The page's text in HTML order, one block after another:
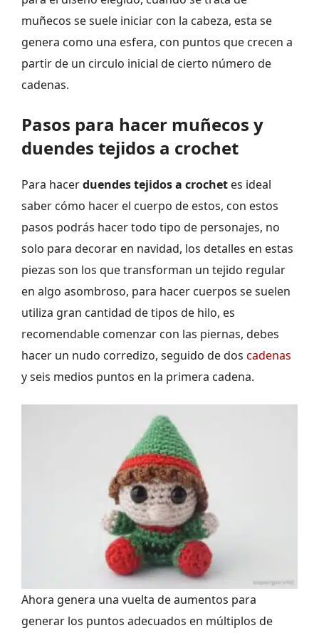
muñecos se suele iniciar con la cabeza, esta se
genera como una esfera, con puntos que crecen a
partir de un circulo inicial de cierto número de
cadenas.
Pasos para hacer muñecos y
duendes tejidos a crochet
Para hacerduendes tejidos a crochet es ideal
saber cómo hacer el cuerpo de estos, con estos
pasos podrás hacer todo tipo de personajes, no
solo para decorar en navidad, los detalles en estas
piezas son los que transforman un tejido regular
en algo asombroso, para hacer cuerpos se suelen
utiliza gran cantidad de tipos de hilo, es
recomendable comenzar con las piernas, debes
hacer un nudo corredizo, seguido de dos cadenas
y seis medios puntos en la primera cadena.
Ahora genera una vuelta de aumentos para
generar los puntos adecuados en múltiplos de